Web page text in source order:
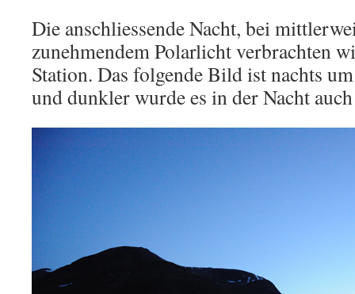
Die anschliessende Nacht, bei
zunehmendem Polarlicht verbrachten
Station. Das folgende Bild ist nachts
und dunkler wurde es in der Nacht